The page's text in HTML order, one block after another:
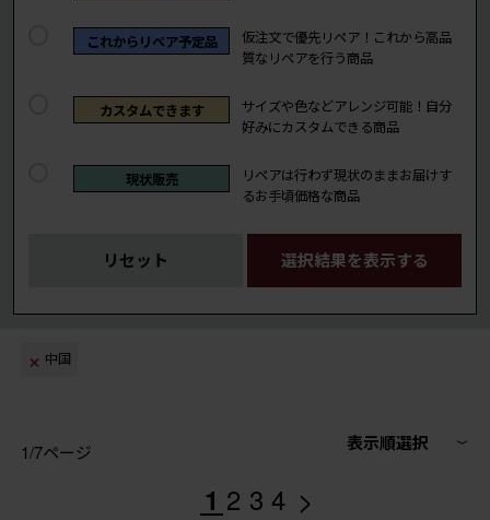
これからリペア予定品
仮注文で優先リペア！これから高品
質なリペアを行う商品
カスタムできます
サイズや色などアレンジ可能！自分
好みにカスタムできる商品
現状販売
リペアは行わず現状のままお届けす
るお手頃価格な商品
リセット 選択結果を表示する
中国
1/7ページ 表示順選択
1 2 3 4 >